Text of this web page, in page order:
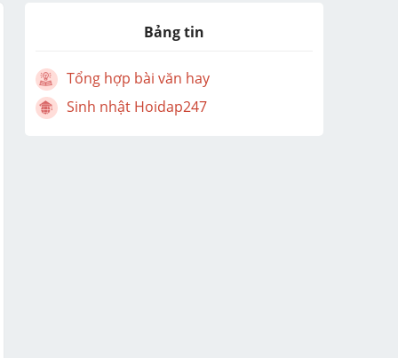
Bảng tin
Tổng hợp bài văn hay
Sinh nhật Hoidap247